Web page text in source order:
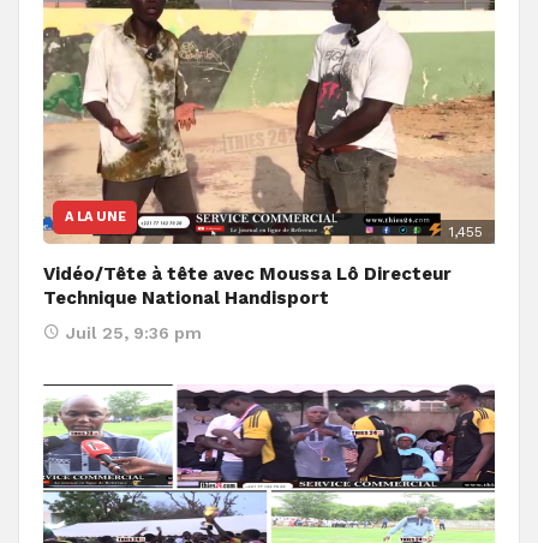
A LA UNE
1,455
Vidéo/Tête à tête avec Moussa Lô Directeur
Technique National Handisport
Juil 25, 9:36 pm